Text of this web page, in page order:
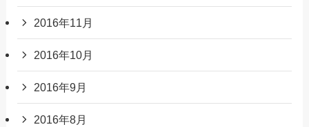
2016年11月
2016年10月
2016年9月
2016年8月